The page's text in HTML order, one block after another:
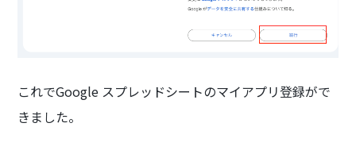
これでGoogle スプレッドシートのマイアプリ登録がで
きました。